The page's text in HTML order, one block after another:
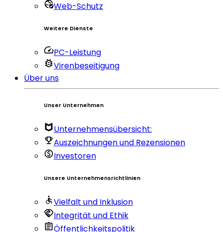
Web-Schutz
Weitere Dienste
PC-Leistung
Virenbeseitigung
Über uns
Unser Unternehmen
Unternehmensübersicht:
Auszeichnungen und Rezensionen
Investoren
Unsere Unternehmensrichtlinien
Vielfalt und Inklusion
Integrität und Ethik
Öffentlichkeitspolitik